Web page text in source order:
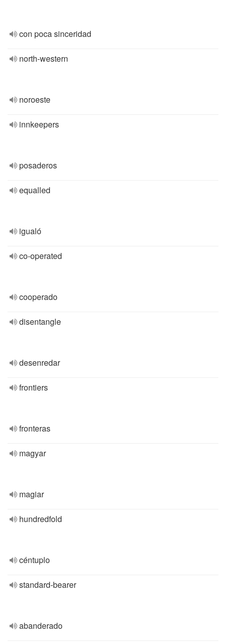
con poca sinceridad
north-western
noroeste
innkeepers
posaderos
equalled
igualó
co-operated
cooperado
disentangle
desenredar
frontiers
fronteras
magyar
magiar
hundredfold
céntuplo
standard-bearer
abanderado